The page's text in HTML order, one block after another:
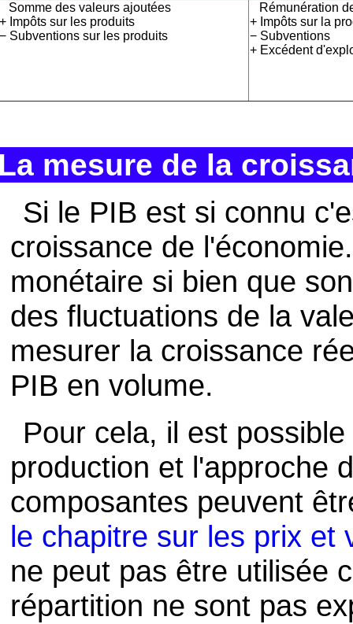
Somme des valeurs ajoutées
+ Impôts sur les produits
− Subventions sur les produits
Rémunération
+ Impôts sur la
− Subventions
+ Excédent
mesure de la
Si le PIB est si connu
croissance de
monétaire si bien que
des fluctuations de la
mesurer la croissance
PIB en volume.
Pour cela, il est
production et l'approche
composantes peuvent
le chapitre sur les prix et
ne peut pas être utilisée
répartition ne sont pas